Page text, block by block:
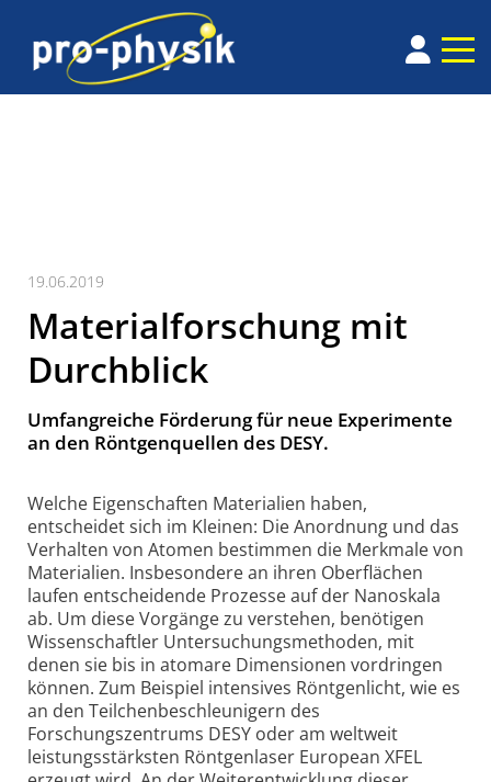
19.06.2019
Materialforschung mit
Durchblick
Umfangreiche Förderung für neue Experimente
an den Röntgenquellen des DESY.
Welche Eigenschaften Materialien haben,
entscheidet sich im Kleinen: Die Anordnung und das
Verhalten von Atomen bestimmen die Merkmale von
Materialien. Insbesondere an ihren Oberflächen
laufen entscheidende Prozesse auf der Nanoskala
ab. Um diese Vorgänge zu verstehen, benötigen
Wissenschaftler Untersuchungsmethoden, mit
denen sie bis in atomare Dimensionen vordringen
können. Zum Beispiel intensives Röntgenlicht, wie es
an den Teilchenbeschleunigern des
Forschungszentrums DESY oder am weltweit
leistungsstärksten Röntgenlaser European XFEL